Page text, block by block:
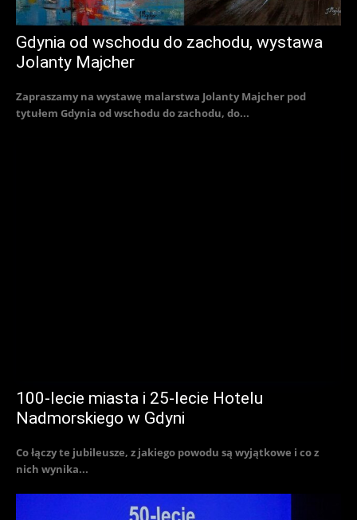
Gdynia od wschodu do zachodu, wystawa
Jolanty Majcher
Zapraszamy na wystawę malarstwa Jolanty Majcher pod
tytułem Gdynia od wschodu do zachodu, do...
100-lecie miasta i 25-lecie Hotelu
Nadmorskiego w Gdyni
Co łączy te jubileusze, z jakiego powodu są wyjątkowe i co z
nich wynika...